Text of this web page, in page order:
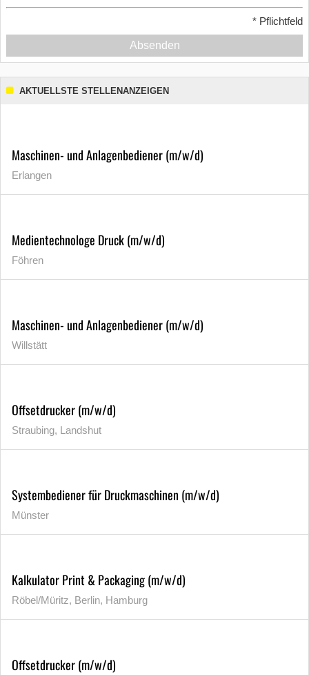
* Pflichtfeld
Absenden
AKTUELLSTE STELLENANZEIGEN
Maschinen- und Anlagenbediener (m/w/d)
Erlangen
Medientechnologe Druck (m/w/d)
Föhren
Maschinen- und Anlagenbediener (m/w/d)
Willstätt
Offsetdrucker (m/w/d)
Straubing, Landshut
Systembediener für Druckmaschinen (m/w/d)
Münster
Kalkulator Print & Packaging (m/w/d)
Röbel/Müritz, Berlin, Hamburg
Offsetdrucker (m/w/d)